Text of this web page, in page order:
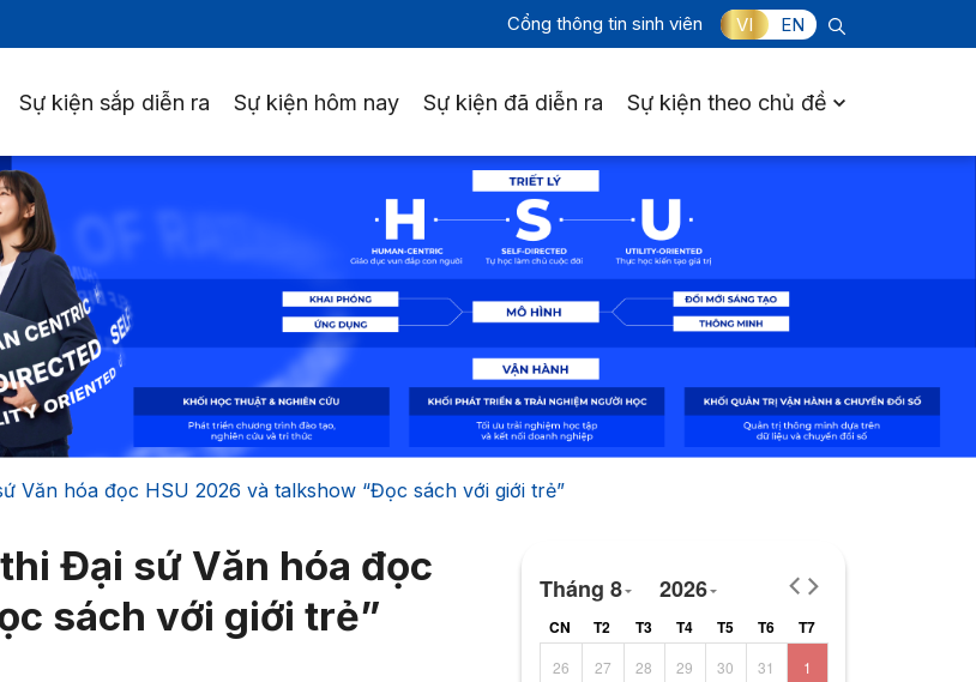
Cổng thông tin sinh viên VI EN
Sự kiện sắp diễn ra Sự kiện hôm nay Sự kiện đã diễn ra Sự kiện theo chủ đề
Văn hóa đọc HSU 2026 và talkshow “Đọc sách với giới trẻ”
Đại sứ Văn hóa đọc
sách với giới trẻ”
Tháng 8 2026
CN T2 T3 T4 T5 T6 T7
26 27 28 29 30 31 1